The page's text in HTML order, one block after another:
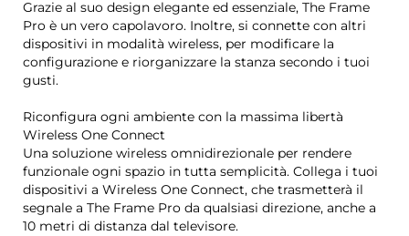
Grazie al suo design elegante ed essenziale, The Frame
Pro è un vero capolavoro. Inoltre, si connette con altri
dispositivi in modalità wireless, per modificare la
configurazione e riorganizzare la stanza secondo i tuoi
gusti.
Riconfigura ogni ambiente con la massima libertà
Wireless One Connect
Una soluzione wireless omnidirezionale per rendere
funzionale ogni spazio in tutta semplicità. Collega i tuoi
dispositivi a Wireless One Connect, che trasmetterà il
segnale a The Frame Pro da qualsiasi direzione, anche a
10 metri di distanza dal televisore.